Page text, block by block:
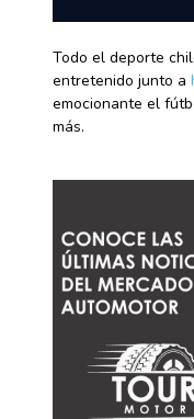
Todo el deporte
entretenido junto a
emocionante el
más.